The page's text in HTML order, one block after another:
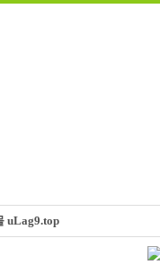
uLag9.top